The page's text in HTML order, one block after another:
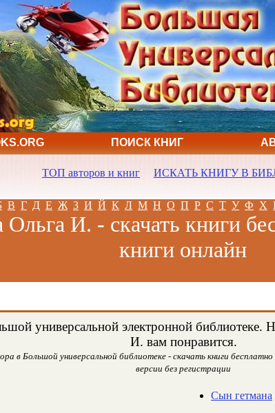
ПОИСК КНИГ
ТОП авторов и книг ИСКАТЬ КНИГУ В
В Г Д Е Ж З И Й К Л М Н О П Р С Т У Ф Х
Ольга И. - скачать книги
книги онлайн
универсальной электронной библиотеке.
И. вам понравится.
в Большой универсальной библиотеке - скачать книги
версии без регистрации
Сын гетмана